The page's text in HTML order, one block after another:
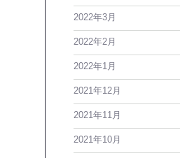
2022年3月
2022年2月
2022年1月
2021年12月
2021年11月
2021年10月